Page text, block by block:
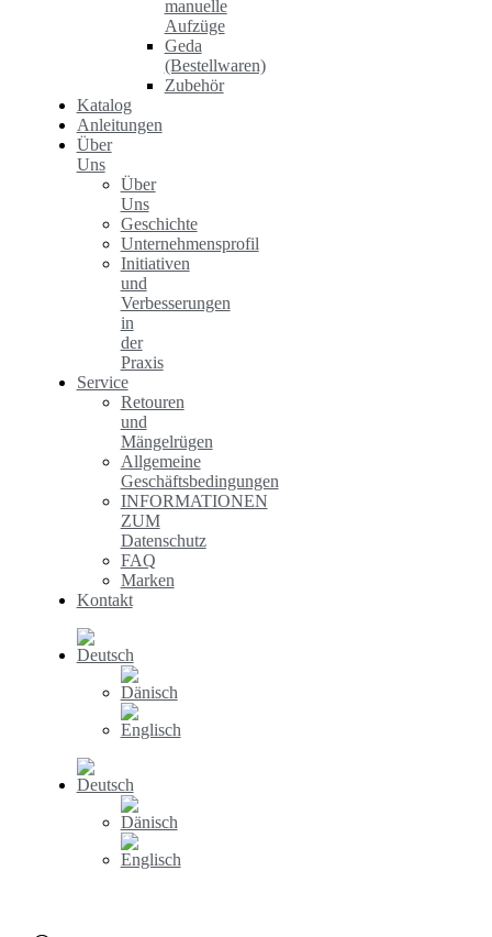
manuelle
Aufzüge
Geda
(Bestellwaren)
Zubehör
Katalog
Anleitungen
Über
Uns
Über
Uns
Geschichte
Unternehmensprofil
Initiativen
und
Verbesserungen
in
der
Praxis
Service
Retouren
und
Mängelrügen
Allgemeine
Geschäftsbedingungen
INFORMATIONEN
ZUM
Datenschutz
FAQ
Marken
Kontakt